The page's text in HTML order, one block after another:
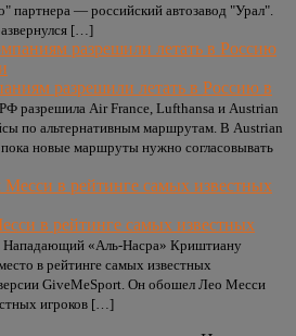
партнера — российский автозавод "Урал".
[…]
разрешили летать в Россию в
РФ разрешила Air France, Lufthansa и Austrian
по альтернативным маршрутам. В Austrian
новые маршруты нужно согласовывать
в рейтинге самых известных
Нападающий «Аль-Насра» Криштиану
в рейтинге самых известных
GiveMeSport. Он обошел Лео Месси
игроков […]